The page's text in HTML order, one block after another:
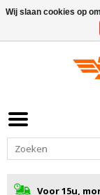
Voor 15u,
Wij slaan cookies op